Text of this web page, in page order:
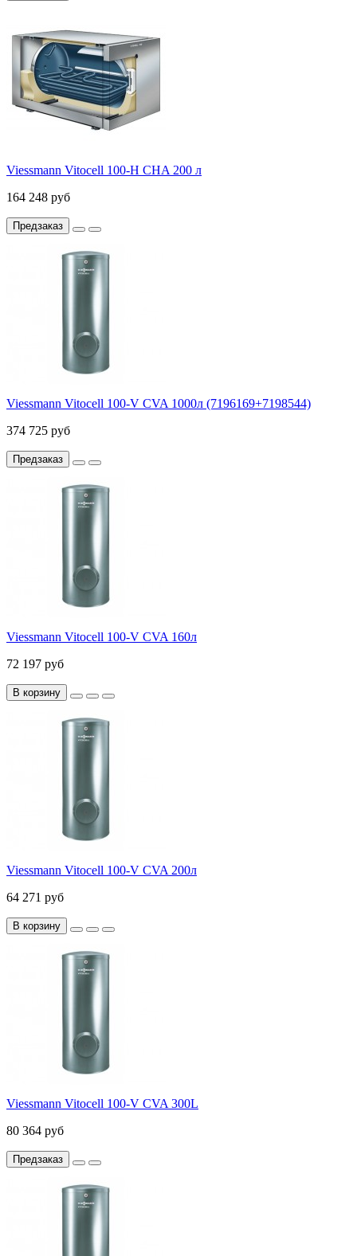
Viessmann Vitocell 100-H CHA 200 л
164 248 руб
Предзаказ
Viessmann Vitocell 100-V CVA 1000л (7196169+7198544)
374 725 руб
Предзаказ
Viessmann Vitocell 100-V CVA 160л
72 197 руб
В корзину
Viessmann Vitocell 100-V CVA 200л
64 271 руб
В корзину
Viessmann Vitocell 100-V CVA 300L
80 364 руб
Предзаказ